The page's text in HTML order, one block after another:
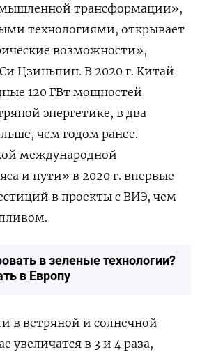
трансформации»,
технологиями, открывает
возможности»,
Цзиньпин. В 2020 г. Китай
120 ГВт мощностей
энергетике, в два
чем годом ранее.
международной
и пути» в 2020 г. впервые
в проекты с ВИЭ, чем
в зеленые технологии?
в Европу
в ветряной и солнечной
увеличатся в 3 и 4 раза,